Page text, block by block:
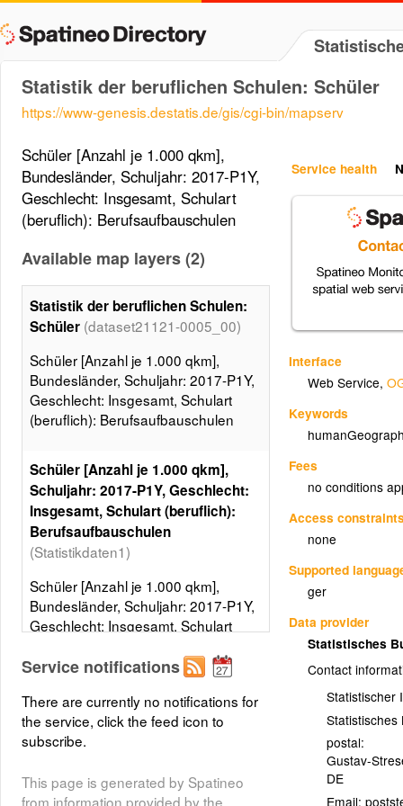
Statistik der beruflichen Schulen: Schüler
https://www-genesis.destatis.de/gis/cgi-bin/mapserv
Service health
Interface
Web Service,
Keywords
Fees
no conditions
Access
none
Supported
ger
Data provider
Statistisches
Contact
Statistischer
Statistisches
postal:
Gustav-
DE
Email:
Schüler [Anzahl je 1.000 qkm],
Bundesländer, Schuljahr: 2017-P1Y,
Geschlecht: Insgesamt, Schulart
(beruflich): Berufsaufbauschulen
Available map layers (2)
Statistik der beruflichen Schulen:
Schüler (dataset21121-0005_00)
Schüler [Anzahl je 1.000 qkm],
Bundesländer, Schuljahr: 2017-P1Y,
Geschlecht: Insgesamt, Schulart
(beruflich): Berufsaufbauschulen
Schüler [Anzahl je 1.000 qkm],
Schuljahr: 2017-P1Y, Geschlecht:
Insgesamt, Schulart (beruflich):
Berufsaufbauschulen
(Statistikdaten1)
Schüler [Anzahl je 1.000 qkm],
Bundesländer, Schuljahr: 2017-P1Y,
Geschlecht: Insgesamt, Schulart
Klassen, Gleiche Intervalle
Layer metadata (xml)
Service notifications
There are currently no notifications for
the service, click the feed icon to
subscribe.
This page is generated by Spatineo
from information provided by the